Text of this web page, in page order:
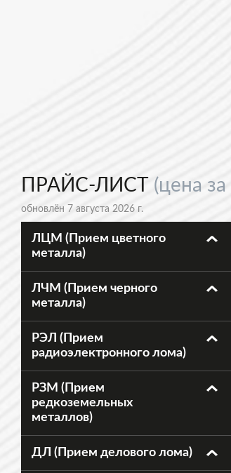
ПРАЙС-ЛИСТ (цена за
обновлён 7 августа 2026 г.
ЛЦМ (Прием цветного
металла)
ЛЧМ (Прием черного
металла)
РЭЛ (Прием
радиоэлектронного лома)
РЗМ (Прием
редкоземельных
металлов)
ДЛ (Прием делового лома)